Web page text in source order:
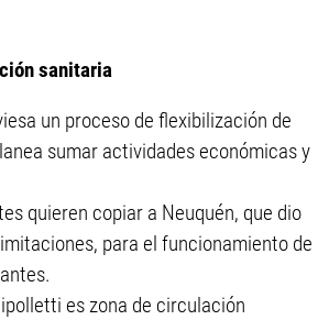
sanitaria
un proceso de flexibilización de
sumar actividades económicas y
quieren copiar a Neuquén, que dio
para el funcionamiento de
es zona de circulación